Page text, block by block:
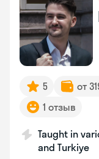
5 от
1 отзыв
Taught in
and Turkiye